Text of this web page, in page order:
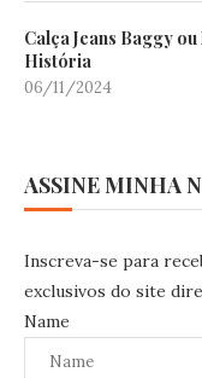
Calça Jeans Baggy ou
História
06/11/2024
ASSINE MINHA
Inscreva-se para
exclusivos do site
Name